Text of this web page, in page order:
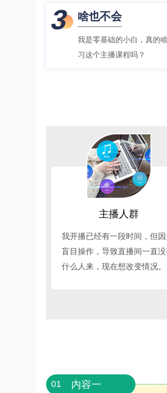
3 啥也不会
我是零基础的小白，真的
习这个主播课程吗？
主播人群
我开播已经有一段时间，但因
盲目操作，导致直播间一直
什么人来，现在想改变情况。
01 内容一